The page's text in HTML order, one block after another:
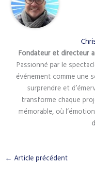
Fondateur et directeur
Passionné par le
événement comme une
surprendre et
transforme chaque
mémorable, où
← Article précédent